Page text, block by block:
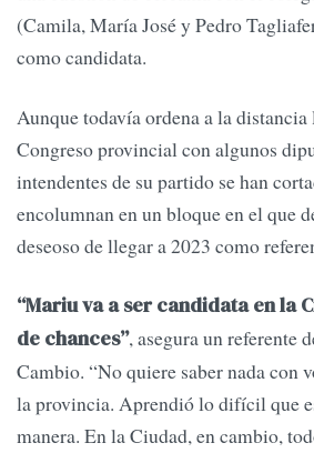
(Camila, María José y Pedro
como candidata.
Aunque todavía ordena a la distancia
Congreso provincial con algunos
intendentes de su partido se han
encolumnan en un bloque en el que
deseoso de llegar a 2023 como
“Mariu va a ser candidata en la
de chances”, asegura un referente
Cambio. “No quiere saber nada con
la provincia. Aprendió lo difícil que
manera. En la Ciudad, en cambio,